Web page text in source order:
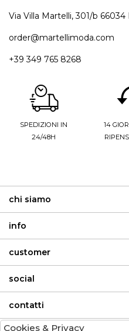
Via Villa Martelli, 301/b 66034
order@martellimoda.com
+39 349 765 8268
SPEDIZIONI IN
24/48H
14
chi siamo
info
customer
social
contatti
Cookies & Privacy